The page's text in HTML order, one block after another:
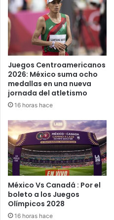
a
M
x
i
c
o
;
s
e
n
a
d
o
r
r
e
p
u
b
l
e
a
n
t
í
o
t
o
d
f
e
n
t
a
n
i
l
o
Juegos Centroamericanos
2026: México suma ocho
medallas en una nueva
jornada del atletismo
16 horas hace
México Vs Canadá : Por el
boleto a los Juegos
Olímpicos 2028
16 horas hace